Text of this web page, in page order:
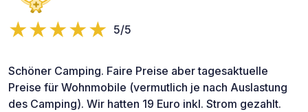
5/5
Schöner Camping. Faire Preise aber tagesaktuelle
Preise für Wohnmobile (vermutlich je nach Auslastung
des Camping). Wir hatten 19 Euro inkl. Strom gezahlt.